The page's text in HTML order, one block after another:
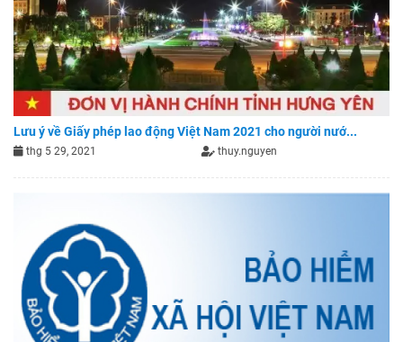
Lưu ý về Giấy phép lao động Việt Nam 2021 cho người nướ...
thg 5 29, 2021 thuy.nguyen